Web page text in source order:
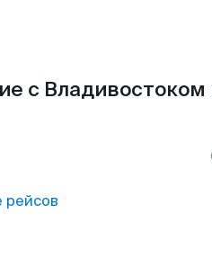
с Владивостоком
рейсов